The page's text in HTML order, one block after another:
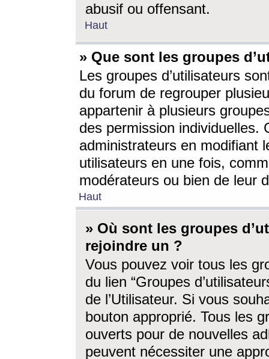
abusif ou offensant.
Haut
» Que sont les groupes
Les groupes d’utilisateurs
du forum de regrouper
appartenir à plusieurs
des permission individuelles.
administrateurs en modifiant
utilisateurs en une fois,
modérateurs ou bien de leur
Haut
» Où sont les groupes
rejoindre un ?
Vous pouvez voir tous les
du lien “Groupes
de l’Utilisateur. Si vous
bouton approprié. Tous les
ouverts pour de nouvelles
peuvent nécessiter une